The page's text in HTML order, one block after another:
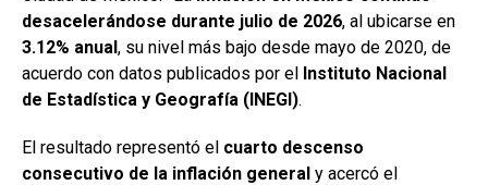
desacelerándose durante julio de 2026, al ubicarse en
3.12% anual, su nivel más bajo desde mayo de 2020, de
acuerdo con datos publicados por el Instituto Nacional
de Estadística y Geografía (INEGI).
El resultado representó el cuarto descenso
consecutivo de la inflación general y acercó el